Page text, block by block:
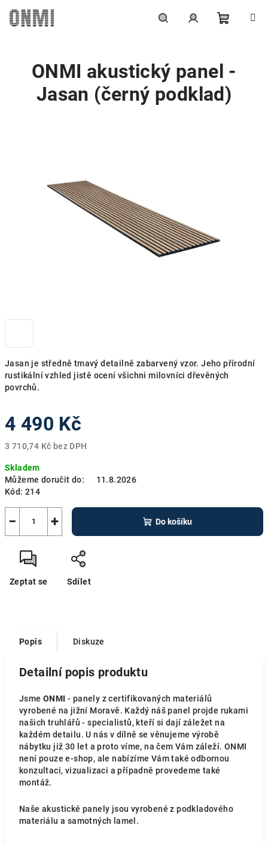
obsah
košík
Jasan je středně tmavý detailně zabarvený vzor. Jeho přírodní
rustikální vzhled jistě ocení všichni milovníci dřevěných
povrchů.
4 490 Kč
3 710,74 Kč bez DPH
cena:
Skladem
Můžeme doručit do:
11.8.2026
Kód: 214
+
− Do košíku
Zeptat se Sdílet
ONMI akustický panel -
Jasan (černý podklad)
Popis Diskuze
Detailní popis produktu
Jsme ONMI - panely z certifikovaných materiálů
vyrobené na jižní Moravě. Každý náš panel projde rukami
našich truhlářů - specialistů, kteří si dají záležet na
každém detailu. U nás v dílně se věnujeme výrobě
nábytku již 30 let a proto víme, na čem Vám záleží. ONMI
není pouze e-shop, ale nabízíme Vám také odbornou
konzultaci, vizualizaci a případně provedeme také
montáž.
Naše akustické panely jsou vyrobené z podkladového
materiálu a samotných lamel.